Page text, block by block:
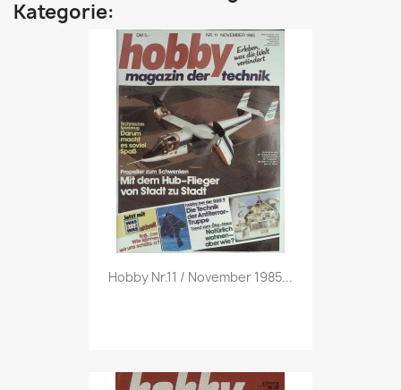
Kategorie:
 Vorschau
Hobby Nr.11 / November 1985...